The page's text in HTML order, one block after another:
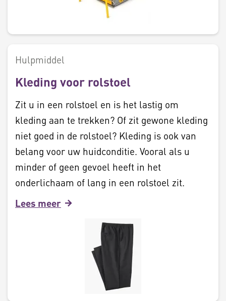
Hulpmiddel
Kleding voor rolstoel
Zit u in een rolstoel en is het lastig om
kleding aan te trekken? Of zit gewone kleding
niet goed in de rolstoel? Kleding is ook van
belang voor uw huidconditie. Vooral als u
minder of geen gevoel heeft in het
onderlichaam of lang in een rolstoel zit.
Lees meer